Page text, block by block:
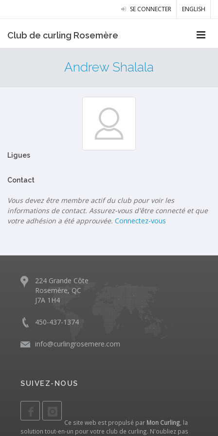
SE CONNECTER ENGLISH
Club de curling Rosemère
Andrew Shalala
Ligues
Contact
Vous devez être membre actif du club pour voir les
informations de contact. Assurez-vous d'être connecté et que
votre adhésion a été approuvée. Connectez-vous
224 Grande Côte
Rosemère, QC
J7A 1H4
450-437-1374
info@curlingrosemere.com
SUIVEZ-NOUS
Ce site web est propulsé par Mon Curling , la
solution tout-en-un pour votre club de curling. N'oubliez pas